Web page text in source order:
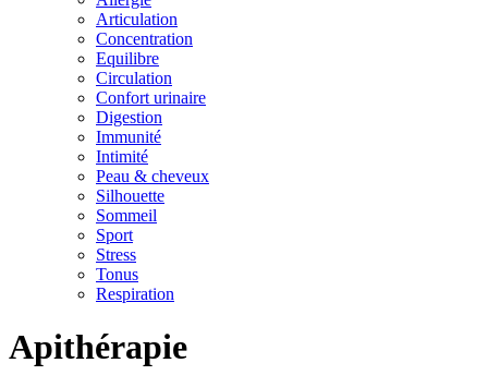
Articulation
Concentration
Equilibre
Circulation
Confort urinaire
Digestion
Immunité
Intimité
Peau & cheveux
Silhouette
Sommeil
Sport
Stress
Tonus
Respiration
Apithérapie